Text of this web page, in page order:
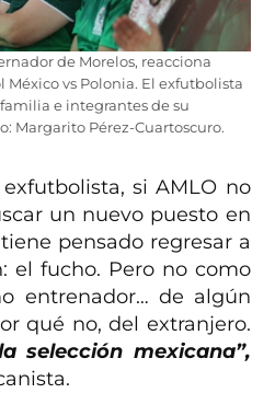
de Morelos, reacciona
vs Polonia. El exfutbolista
e integrantes de su
Margarito Pérez-Cuartoscuro.
si AMLO no
un nuevo puesto en
pensado regresar a
el fucho. Pero no como
entrenador… de algún
qué no, del extranjero.
selección mexicana”,